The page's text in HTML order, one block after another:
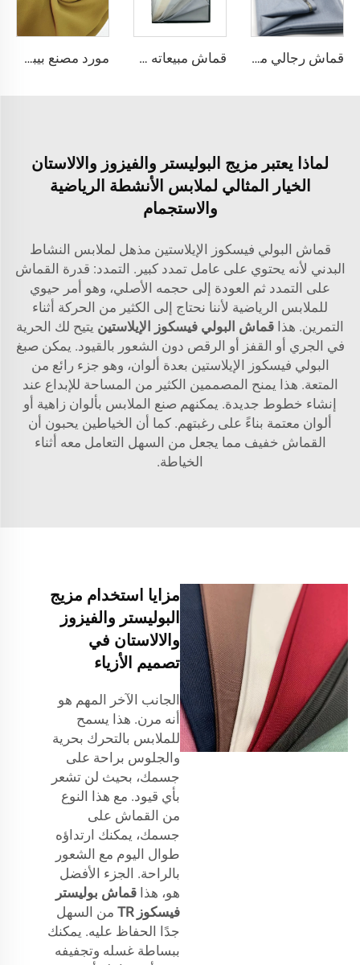
قماش رجالي مبيعات ساخنة من القطن ت/ر، قماش عباءة عربية، قميص، بنطلون، قماش طبي قماش مبيعاته ساخنة 100% بوليستر ميكروفايبر دوّار، قميص ثوب عربي، وأفريقي، وبجاما، ولينة الملمس للمarket الشرق الأوسط مورد مصنع بيبي دول بوليستر شيفون خالص للفساتين والقمصان
لماذا يعتبر مزيج البوليستر والفيزوز والالاستان
الخيار المثالي لملابس الأنشطة الرياضية
والاستجمام
قماش البولي فيسكوز الإيلاستين مذهل لملابس النشاط
البدني لأنه يحتوي على عامل تمدد كبير. التمدد: قدرة القماش
على التمدد ثم العودة إلى حجمه الأصلي، وهو أمر حيوي
للملابس الرياضية لأننا نحتاج إلى الكثير من الحركة أثناء
التمرين. هذا قماش البولي فيسكوز الإيلاستين يتيح لك الحرية
في الجري أو القفز أو الرقص دون الشعور بالقيود. يمكن صبغ
البولي فيسكوز الإيلاستين بعدة ألوان، وهو جزء رائع من
المتعة. هذا يمنح المصممين الكثير من المساحة للإبداع عند
إنشاء خطوط جديدة. يمكنهم صنع الملابس بألوان زاهية أو
ألوان معتمة بناءً على رغبتهم. كما أن الخياطين يحبون أن
القماش خفيف مما يجعل من السهل التعامل معه أثناء
الخياطة.
مزايا استخدام مزيج
البوليستر والفيزوز
والالاستان في
تصميم الأزياء
الجانب الآخر المهم هو
أنه مرن. هذا يسمح
للملابس بالتحرك بحرية
والجلوس براحة على
جسمك، بحيث لن تشعر
بأي قيود. مع هذا النوع
من القماش على
جسمك، يمكنك ارتداؤه
طوال اليوم مع الشعور
بالراحة. الجزء الأفضل
هو، هذا قماش بوليستر
فيسكوز TR
من السهل
جدًا الحفاظ عليه. يمكنك
ببساطة غسله وتجفيفه